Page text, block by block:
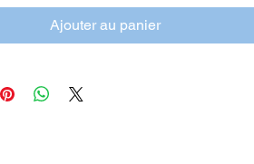
Ajouter au panier